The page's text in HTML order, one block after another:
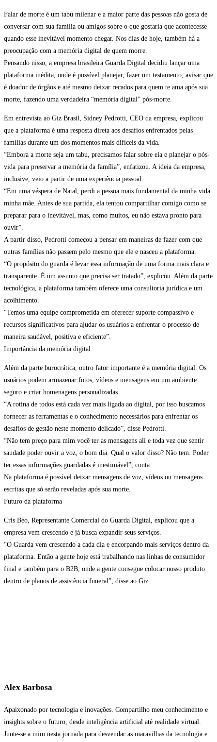
Falar de morte é um tabu milenar e a maior parte das pessoas não gosta de
conversar com sua família ou amigos sobre o que gostaria que acontecesse
quando esse inevitável momento chegar. Nos dias de hoje, também há a
preocupação com a memória digital de quem morre.
Pensando nisso, a empresa brasileira Guarda Digital decidiu lançar uma
plataforma inédita, onde é possível planejar, fazer um testamento, avisar que
é doador de órgãos e até mesmo deixar recados para quem te ama após sua
morte, fazendo uma verdadeira “memória digital” pós-morte.
Em entrevista ao Giz Brasil, Sidney Pedrotti, CEO da empresa, explicou
que a plataforma é uma resposta direta aos desafios enfrentados pelas
famílias durante um dos momentos mais difíceis da vida.
“Embora a morte seja um tabu, precisamos falar sobre ela e planejar o pós-
vida para preservar a memória da família”, enfatizou. A ideia da empresa,
inclusive, veio a partir de uma experiência pessoal.
“Em uma véspera de Natal, perdi a pessoa mais fundamental da minha vida:
minha mãe. Antes de sua partida, ela tentou compartilhar comigo como se
preparar para o inevitável, mas, como muitos, eu não estava pronto para
ouvir”.
A partir disso, Pedrotti começou a pensar em maneiras de fazer com que
outras famílias não passem pelo mesmo que ele e nasceu a plataforma.
“O propósito do guarda é levar essa informação de uma forma mais clara e
transparente. É um assunto que precisa ser tratado”, explicou. Além da parte
tecnológica, a plataforma também oferece uma consultoria jurídica e um
acolhimento.
“Temos uma equipe comprometida em oferecer suporte compassivo e
recursos significativos para ajudar os usuários a enfrentar o processo de
maneira saudável, positiva e eficiente”.
Importância da memória digital
Além da parte burocrática, outro fator importante é a memória digital. Os
usuários podem armazenar fotos, vídeos e mensagens em um ambiente
seguro e criar homenagens personalizadas.
“A rotina de todos está cada vez mais ligada ao digital, por isso buscamos
fornecer as ferramentas e o conhecimento necessários para enfrentar os
desafios de gestão neste momento delicado”, disse Pedrotti.
“Não tem preço para mim você ter as mensagens ali e toda vez que sentir
saudade poder ouvir a voz, o bom dia. Qual o valor disso? Não tem. Poder
ter essas informações guardadas é inestimável”, conta.
Na plataforma é possível deixar mensagens de voz, vídeos ou mensagens
escritas que só serão reveladas após sua morte.
Futuro da plataforma
Cris Béo, Representante Comercial do Guarda Digital, explicou que a
empresa vem crescendo e já busca expandir seus serviços.
“O Guarda vem crescendo a cada dia e encorpando mais serviços dentro da
plataforma. Então a gente hoje está trabalhando nas linhas de consumidor
final e também para o B2B, onde a gente consegue colocar nosso produto
dentro de planos de assistência funeral”, disse ao Giz.
Alex Barbosa
Apaixonado por tecnologia e inovações. Compartilho meu conhecimento e
insights sobre o futuro, desde inteligência artificial até realidade virtual.
Junte-se a mim nesta jornada para desvendar as maravilhas da tecnologia e